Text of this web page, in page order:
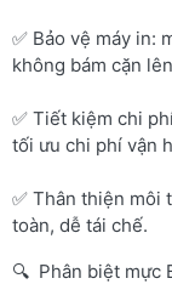
✅ Bảo vệ máy in:
không bám cặn
✅ Tiết kiệm chi
tối ưu chi phí vận
✅ Thân thiện môi
toàn, dễ tái chế.
🔍 Phân biệt mực